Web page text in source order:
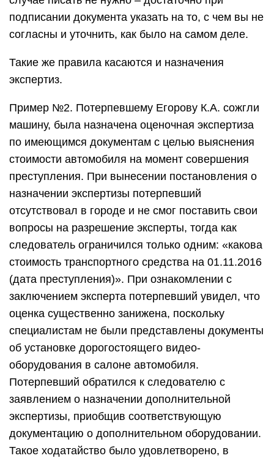
подписании документа указать на то, с чем вы не
согласны и уточнить, как было на самом деле.
Такие же правила касаются и назначения
экспертиз.
Пример №2. Потерпевшему Егорову К.А. сожгли
машину, была назначена оценочная экспертиза
по имеющимся документам с целью выяснения
стоимости автомобиля на момент совершения
преступления. При вынесении постановления о
назначении экспертизы потерпевший
отсутствовал в городе и не смог поставить свои
вопросы на разрешение эксперты, тогда как
следователь ограничился только одним: «какова
стоимость транспортного средства на 01.11.2016
(дата преступления)». При ознакомлении с
заключением эксперта потерпевший увидел, что
оценка существенно занижена, поскольку
специалистам не были представлены документы
об установке дорогостоящего видео-
оборудования в салоне автомобиля.
Потерпевший обратился к следователю с
заявлением о назначении дополнительной
экспертизы, приобщив соответствующую
документацию о дополнительном оборудовании.
Такое ходатайство было удовлетворено, в